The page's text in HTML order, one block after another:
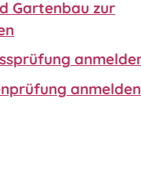
Gartenbau zur
anmelden